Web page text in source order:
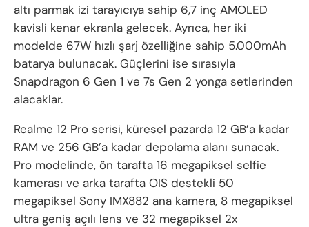
altı parmak izi tarayıcıya sahip 6,7 inç AMOLED
kavisli kenar ekranla gelecek. Ayrıca, her iki
modelde 67W hızlı şarj özelliğine sahip 5.000mAh
batarya bulunacak. Güçlerini ise sırasıyla
Snapdragon 6 Gen 1 ve 7s Gen 2 yonga setlerinden
alacaklar.
Realme 12 Pro serisi, küresel pazarda 12 GB’a kadar
RAM ve 256 GB’a kadar depolama alanı sunacak.
Pro modelinde, ön tarafta 16 megapiksel selfie
kamerası ve arka tarafta OIS destekli 50
megapiksel Sony IMX882 ana kamera, 8 megapiksel
ultra geniş açılı lens ve 32 megapiksel 2x